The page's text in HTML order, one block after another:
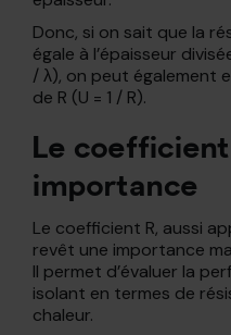
Donc, si on sait que la
égale à l’épaisseur
/ λ), on peut également
de R (U = 1 / R).
Le
importance
Le coefficient R, aussi
revêt une importance
Il permet d’évaluer la
isolant en termes de
chaleur.